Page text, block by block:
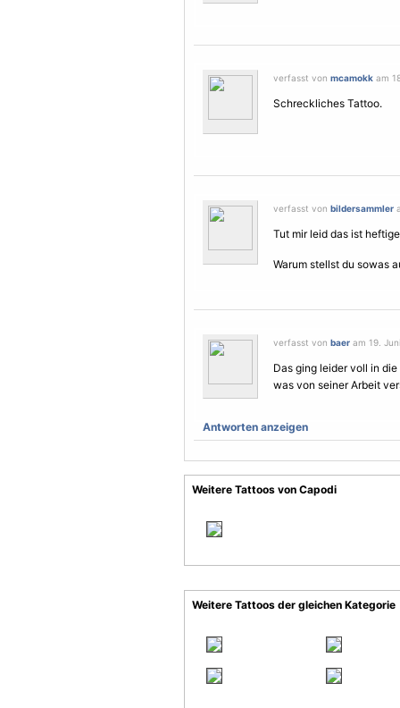
verfasst von mcamokk am
Schreckliches Tattoo.
verfasst von bildersammler
Tut mir leid das ist
Warum stellst du sowas
verfasst von baer am 19.
Das ging leider voll in
was von seiner Arbeit
Antworten anzeigen
Weitere Tattoos von Capodi
Weitere Tattoos der gleichen Kategorie